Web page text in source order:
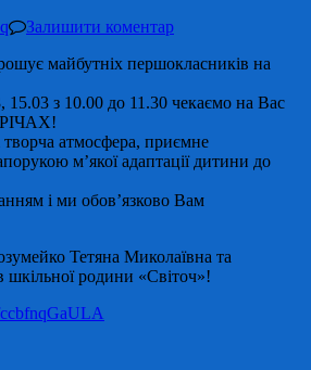
Залишити коментар
майбутніх першокласників на
з 10.00 до 11.30 чекаємо на Вас
атмосфера, приємне
м’якої адаптації дитини до
і ми обов’язково Вам
Тетяна Миколаївна та
шкільної родини «Світоч»!